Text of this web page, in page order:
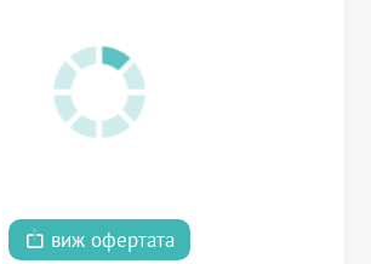
виж офертата